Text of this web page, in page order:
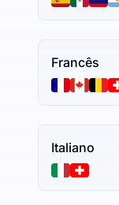
Francês
Italiano